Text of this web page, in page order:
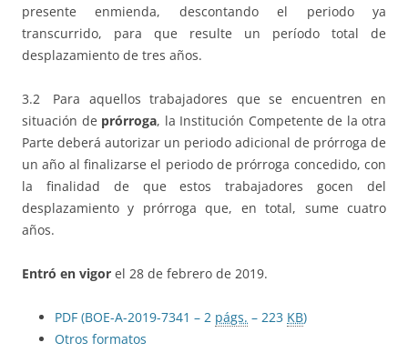
presente enmienda, descontando el periodo ya
transcurrido, para que resulte un período total de
desplazamiento de tres años.
3.2 Para aquellos trabajadores que se encuentren en
situación de prórroga, la Institución Competente de la otra
Parte deberá autorizar un periodo adicional de prórroga de
un año al finalizarse el periodo de prórroga concedido, con
la finalidad de que estos trabajadores gocen del
desplazamiento y prórroga que, en total, sume cuatro
años.
Entró en vigor el 28 de febrero de 2019.
PDF (BOE-A-2019-7341 – 2 págs. – 223 KB)
Otros formatos